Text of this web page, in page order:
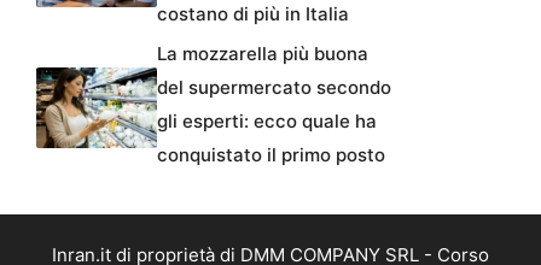
costano di più in Italia
La mozzarella più buona
del supermercato secondo
gli esperti: ecco quale ha
conquistato il primo posto
Inran.it di proprietà di DMM COMPANY SRL - Corso